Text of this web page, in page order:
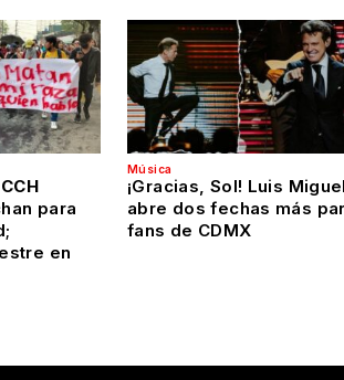
CCH
para
en
Música
¡Gracias, Sol! Luis
abre dos fechas más
fans de CDMX